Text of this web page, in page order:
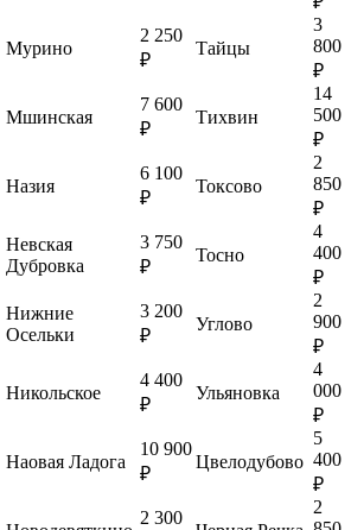
Мурино
2 250
₽
Тайцы
3
800
₽
Мшинская
7 600
₽
Тихвин
14
500
₽
Назия
6 100
₽
Токсово
2
850
₽
Невская
Дубровка
3 750
₽
Тосно
4
400
₽
Нижние
Осельки
3 200
₽
Углово
2
900
₽
Никольское
4 400
₽
Ульяновка
4
000
₽
Наовая Ладога
10 900
₽
Цвелодубово
5
400
₽
2 300
2